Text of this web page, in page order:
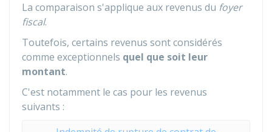
La comparaison s'applique aux revenus du foyer
fiscal.
Toutefois, certains revenus sont considérés
comme exceptionnels quel que soit leur
montant.
C'est notamment le cas pour les revenus
suivants :